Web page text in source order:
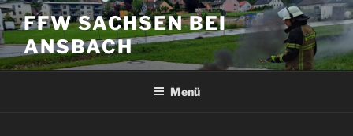
Zum
Inhalt
springen
FFW SACHSEN BEI
ANSBACH
Menü